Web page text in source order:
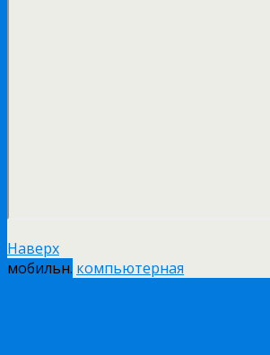
Наверх
мобильн. компьютерная